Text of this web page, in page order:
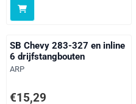
SB Chevy 283-327 en inline
6 drijfstangbouten
Merk:
ARP
Prijs: 15,29, exclusief btw: 12,64
€15,29